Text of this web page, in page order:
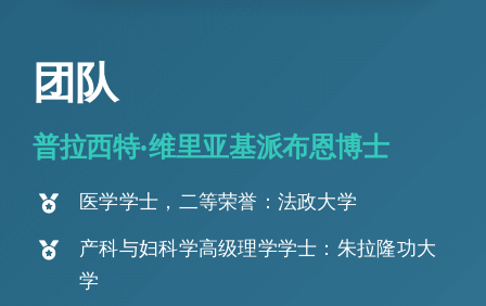
团队
普拉西特·维里亚基派布恩博士
医学学士，二等荣誉：法政大学
产科与妇科学高级理学学士：朱拉隆功大
学